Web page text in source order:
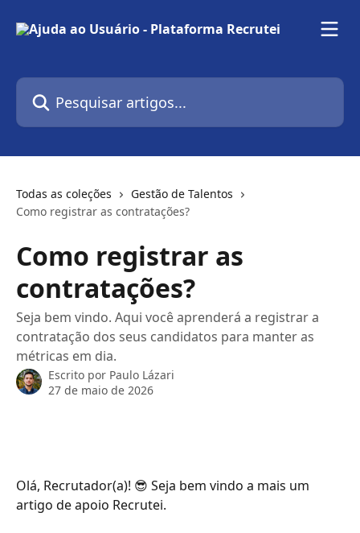
Pesquisar artigos...
Todas as coleções
Gestão de Talentos
Como registrar as contratações?
Como registrar as
contratações?
Seja bem vindo. Aqui você aprenderá a registrar a
contratação dos seus candidatos para manter as
métricas em dia.
Escrito por Paulo Lázari
27 de maio de 2026
Olá, Recrutador(a)! 😎 Seja bem vindo a mais um
artigo de apoio Recrutei.